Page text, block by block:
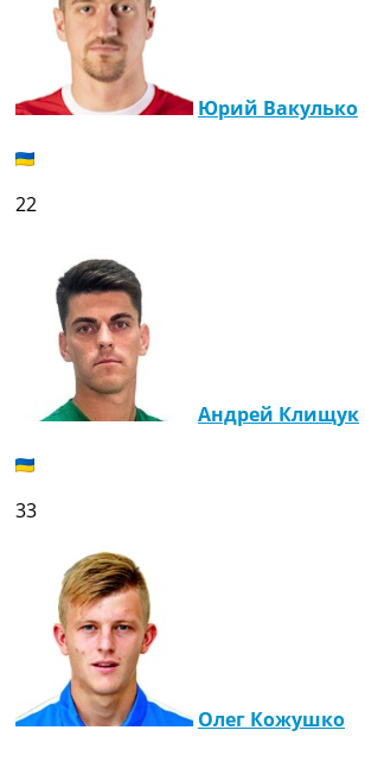
Юрий Вакулько
22
Андрей Клищук
33
Олег Кожушко